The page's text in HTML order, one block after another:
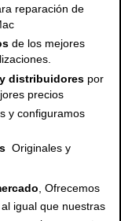
reparación de
de los mejores
distribuidores por
precios
y configuramos
Originales y
, Ofrecemos
al igual que nuestras